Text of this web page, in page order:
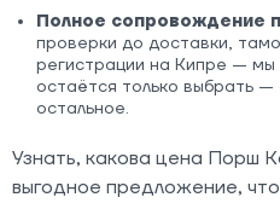
Полное сопровождение
проверки до доставки,
регистрации на Кипре —
остаётся только выбрать
остальное.
Узнать, какова цена Порш
выгодное предложение,